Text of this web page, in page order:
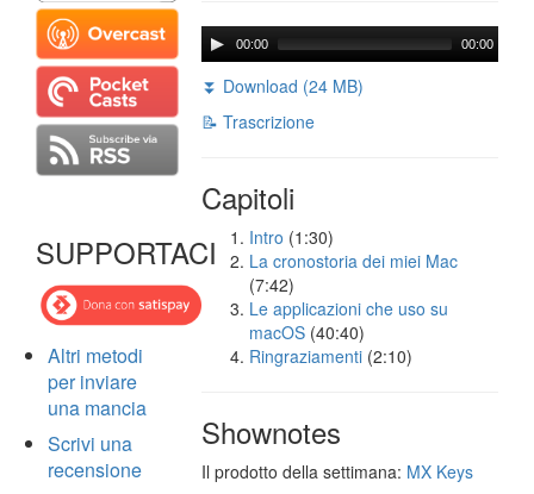
SUPPORTACI
Altri metodi
per inviare
una mancia
Scrivi una
recensione
00:00 00:00
⏬ Download (24 MB)
📝 Trascrizione
Capitoli
Intro (1:30)
La cronostoria dei miei Mac
(7:42)
Le applicazioni che uso su
macOS (40:40)
Ringraziamenti (2:10)
Shownotes
Il prodotto della settimana: MX Keys